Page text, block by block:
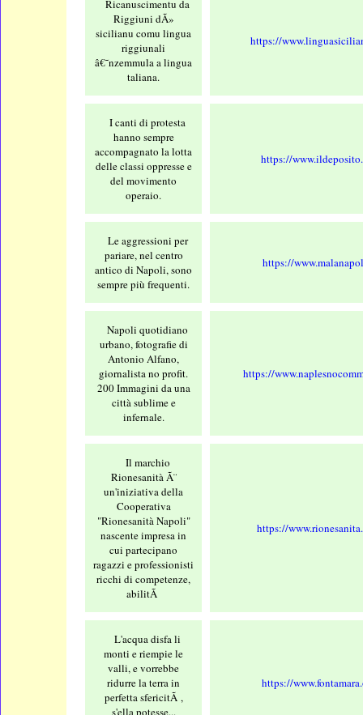
Ricanuscimentu da
Riggiuni dÃ»
sicilianu comu lingua
riggiunali
â€˜nzemmula a lingua
taliana.
https://
I canti di protesta
hanno sempre
accompagnato la lotta
delle classi oppresse e
del movimento
operaio.
https://
Le aggressioni per
pariare, nel centro
antico di Napoli, sono
sempre più frequenti.
https://
Napoli quotidiano
urbano, fotografie di
Antonio Alfano,
giornalista no profit.
200 Immagini da una
città sublime e
infernale.
https://
Il marchio
Rionesanità Ã¨
un'iniziativa della
Cooperativa
"Rionesanità Napoli"
nascente impresa in
cui partecipano
ragazzi e professionisti
ricchi di competenze,
abilitÃ
https://
L'acqua disfa li
monti e riempie le
valli, e vorrebbe
ridurre la terra in
perfetta sfericitÃ ,
s'ella potesse...
https://